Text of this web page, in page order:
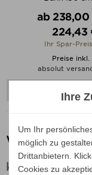
ab 238,00
Preis
224,43
Ihr Spar-Preis
Preise inkl.
absolut
Weishäupl
klappbare
Ihre
Um Ihr
möglich zu
Drittanbietern.
Cookies zu